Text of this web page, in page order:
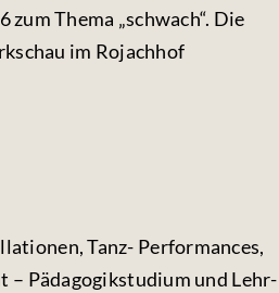
Thema „schwach“. Die
im Rojachhof
Tanz- Performances,
Pädagogikstudium und Lehr-